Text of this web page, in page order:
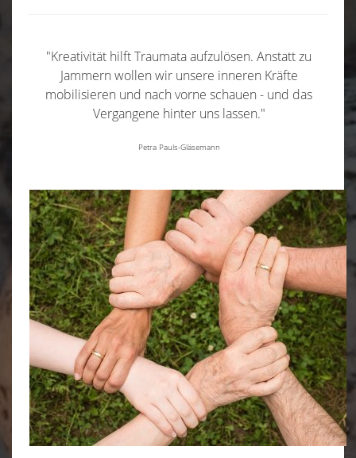
"Kreativität hilft Traumata aufzulösen. Anstatt zu
Jammern wollen wir unsere inneren Kräfte
mobilisieren und nach vorne schauen - und das
Vergangene hinter uns lassen."
Petra Pauls-Gläsemann